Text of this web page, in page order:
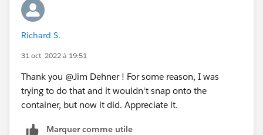
Richard S.
31 oct. 2022 à 19:51
Thank you @Jim Dehner​ ! For some reason, I was
trying to do that and it wouldn't snap onto the
container, but now it did. Appreciate it.
Marquer comme utile